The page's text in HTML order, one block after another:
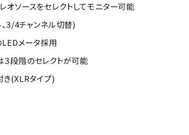
オソースをセレクトしてモニター可能
3/4チャンネル切替)
LEDメータ採用
３段階のセレクトが可能
き(XLRタイプ)